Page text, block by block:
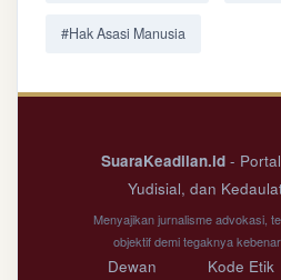
#Hak Asasi Manusia
SuaraKeadilan.id -
Yudisial, dan
Menyajikan jurnalisme advokasi,
objektif demi tegaknya
Dewan Kode Etik